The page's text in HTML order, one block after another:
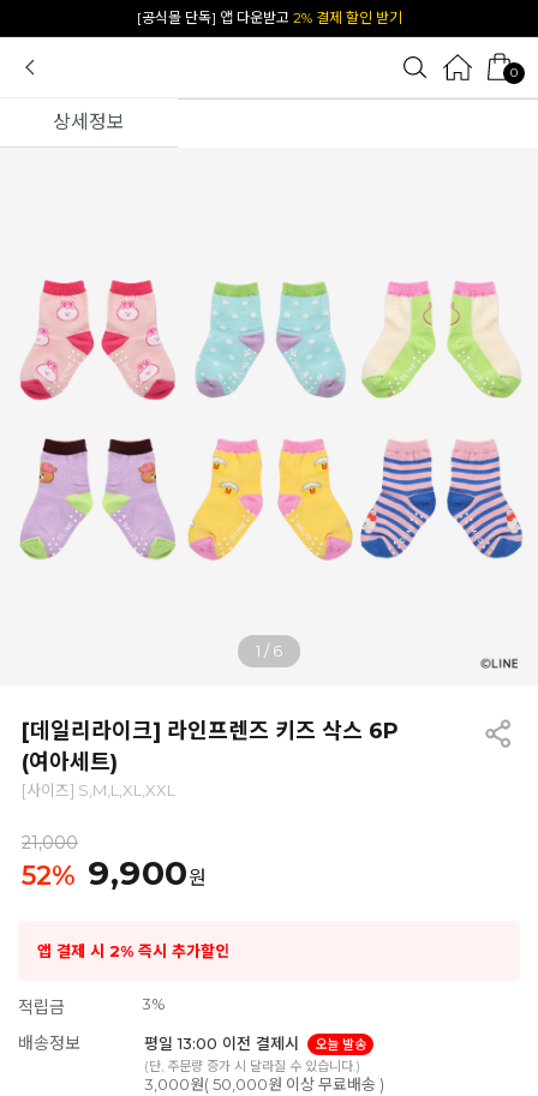
[공식몰 단독] 앱 다운받고 2% 결제 할인 받기
0
상세정보
1 /6
[데일리라이크] 라인프렌즈 키즈 삭스 6P
(여아세트)
[사이즈] S,M,L,XL,XXL
21,000
52% 9,900원
앱 결제 시 2% 즉시 추가할인
적립금 3%
배송정보 평일 13:00 이전 결제시
오늘 발송
(단, 주문량 증가 시 달라질 수 있습니다.)
3,000원( 50,000원 이상 무료배송 )